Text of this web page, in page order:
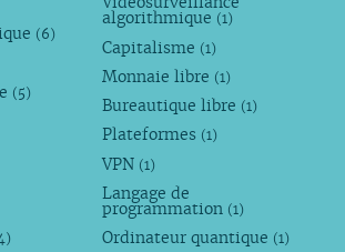
(6)
(5)
algorithmique (1)
Capitalisme (1)
Monnaie libre (1)
Bureautique libre (1)
Plateformes (1)
VPN (1)
Langage de
programmation (1)
Ordinateur quantique (1)